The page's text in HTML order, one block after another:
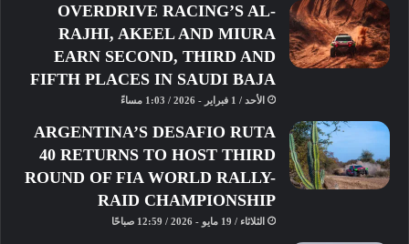
OVERDRIVE RACING’S AL-
RAJHI, AKEEL AND MIURA
EARN SECOND, THIRD AND
FIFTH PLACES IN SAUDI BAJA
الأحد / 1 فبراير - 2026 / 1:03 مساءً
ARGENTINA’S DESAFIO RUTA
40 RETURNS TO HOST THIRD
ROUND OF FIA WORLD RALLY-
RAID CHAMPIONSHIP
الثلاثاء / 19 مايو - 2026 / 12:59 صباحًا